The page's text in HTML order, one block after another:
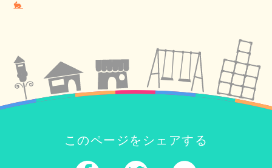
🐇
このページをシェアする